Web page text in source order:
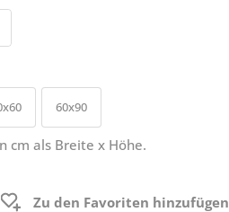
60x90
cm als Breite x Höhe.
Zu den Favoriten hinzufügen